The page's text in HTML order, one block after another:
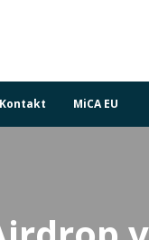
Kontakt MiCA EU